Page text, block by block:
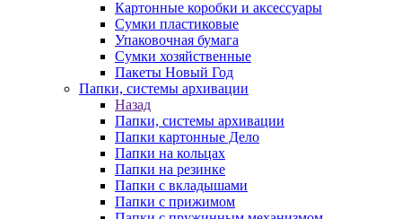
Картонные коробки и аксессуары
Сумки пластиковые
Упаковочная бумага
Сумки хозяйственные
Пакеты Новый Год
Папки, системы архивации
Назад
Папки, системы архивации
Папки картонные Дело
Папки на кольцах
Папки на резинке
Папки с вкладышами
Папки с прижимом